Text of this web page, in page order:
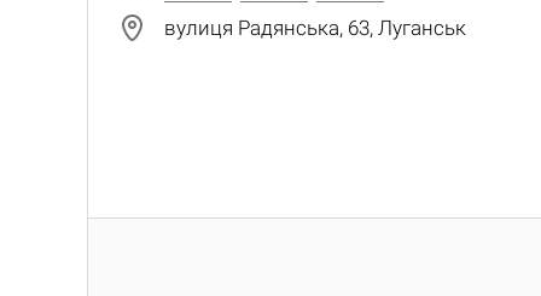
вулиця Радянська, 63, Луганськ